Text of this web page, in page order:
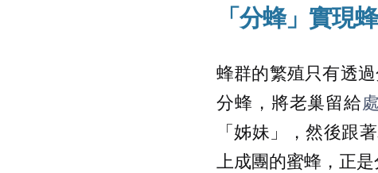
「分蜂」實現
蜂群的繁殖只有透
分蜂，將老巢留給
「姊妹」，然後跟
上成團的蜜蜂，正